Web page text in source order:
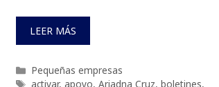
LEER MÁS
Categorías
Pequeñas empresas
Etiquetas
activar, apoyo, Ariadna Cruz, boletines,